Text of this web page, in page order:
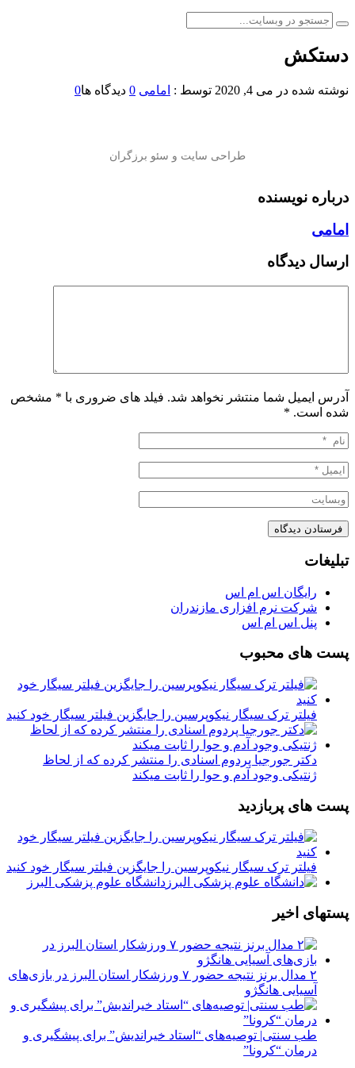
دستکش
نوشته شده در می 4, 2020 توسط : امامی 0 دیدگاه ها0
درباره نویسنده
امامی
ارسال دیدگاه
آدرس ایمیل شما منتشر نخواهد شد. فیلد های ضروری با * مشخص
شده است. *
تبلیغات
رایگان اس ام اس
شرکت نرم افزاری مازندران
پنل اس ام اس
پست های محبوب
فیلتر ترک سیگار نیکوپرسین را جایگزین فیلتر سیگار خود کنید
دکتر جورجیا پردوم اسنادی را منتشر کرده که از لحاظ
ژنتیکی وجود آدم و حوا را ثابت میکند
پست های پربازدید
فیلتر ترک سیگار نیکوپرسین را جایگزین فیلتر سیگار خود کنید
دانشگاه علوم پزشکی البرز
پستهای اخیر
۲ مدال برنز نتیجه حضور ۷ ورزشکار استان البرز در بازی‌های
آسیایی هانگژو
طب سنتی| توصیه‌‌های “استاد خیراندیش” برای پیشگیری و
درمان “کرونا”